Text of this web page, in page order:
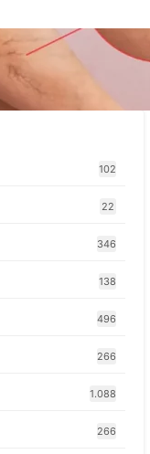
pe Caniculă:
Măsurilor de
102
22
346
138
496
266
1.088
266